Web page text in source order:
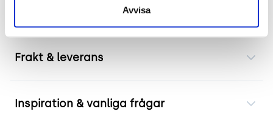
Avvisa
arbetsdagar eller som en del av din heminredning.
Frakt & leverans
Inspiration & vanliga frågar